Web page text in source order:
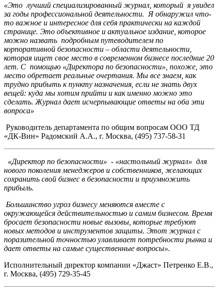
«Это лучший специализированный журнал, который я увидел
за годы профессиональной деятельности. Я обнаружил что-
то важное и интересное для себя практически на каждой
странице. Это объективное и актуальное издание, которое
можно назвать подробным путеводителем по
корпоративной безопасности – области деятельности,
которая ищет свое место в современном бизнесе последние 20
лет. С помощью «Директора по безопасности», похоже, это
место обретает реальные очертания. Мы все знаем, как
трудно прибыть к пункту назначения, если не знать двух
вещей: куда мы хотим прийти и как именно можно это
сделать. Журнал дает исчерпывающие ответы на оба эти
вопроса»
Руководитель департамента по общим вопросам ООО ТД
«ДК-Вин» Радомский А.А., г. Москва, (495) 737-58-31
«Директор по безопасности» - «настольный журнал» для
нового поколения менеджеров и собственников, желающих
сохранить свой бизнес в безопасности и приумножить
прибыль.
Большинство угроз бизнесу меняются вместе с
окружающейся действительностью и самим бизнесом. Время
бросает безопасности новые вызовы, которые требуют
новых методов и инструментов защиты. Этот журнал с
поразительной точностью улавливает потребности рынка и
дает ответы на самые существенные вопросы».
Исполнительный директор компании «Джаст» Петренко Е.В.,
г. Москва, (495) 729-35-45